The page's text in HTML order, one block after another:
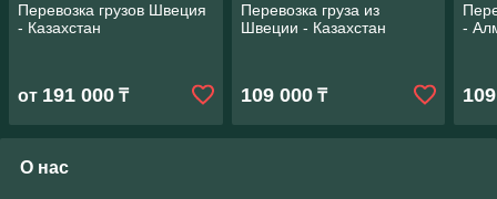
Перевозка грузов Швеция
- Казахстан
от 191 000 ₸
Перевозка груза из
Швеции - Казахстан
109 000₸
-
О нас